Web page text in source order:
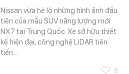
Nissan vừa hé lộ những hình ảnh đầu
tiên của mẫu SUV năng lượng mới
NX7 tại Trung Quốc. Xe sở hữu thiết
kế hiện đại, công nghệ LiDAR tiên
tiến…
0